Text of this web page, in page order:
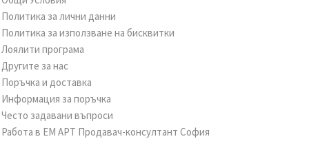
Политика за лични данни
Политика за използване на бисквитки
Лоялити програма
Другите за нас
Поръчка и доставка
Информация за поръчка
Често задавани въпроси
Работа в ЕМ АРТ Продавач-консултант София